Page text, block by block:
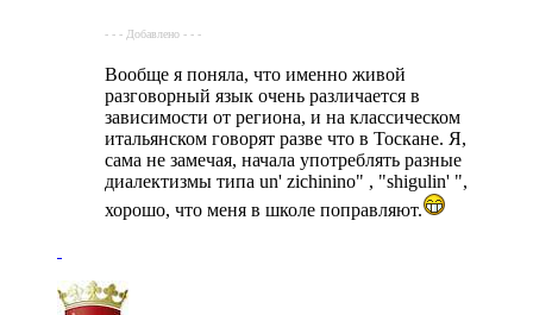
- - - Добавлено - - -
Вообще я поняла, что именно живой
разговорный язык очень различается в
зависимости от региона, и на классическом
итальянском говорят разве что в Тоскане. Я,
сама не замечая, начала употреблять разные
диалектизмы типа un' zichinino" , "shigulin' ",
хорошо, что меня в школе поправляют.